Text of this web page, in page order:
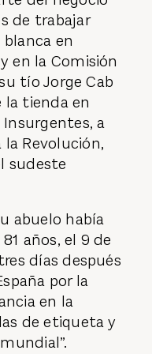
de trabajar
en
en la Comisión
tío Jorge Cab
la tienda en
a
Revolución,
sudeste
abuelo había
años, el 9 de
días después
por la
en la
de etiqueta y